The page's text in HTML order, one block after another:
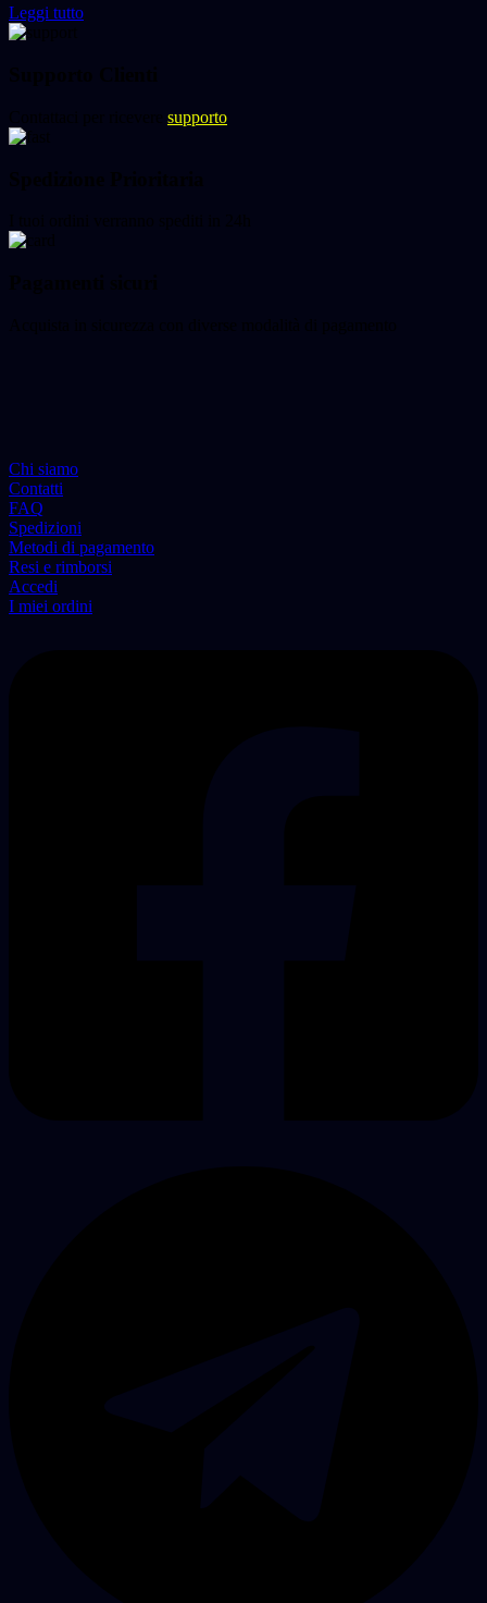
Leggi tutto
supporto
Chi siamo
Contatti
FAQ
Spedizioni
Metodi di pagamento
Resi e rimborsi
Accedi
I miei ordini